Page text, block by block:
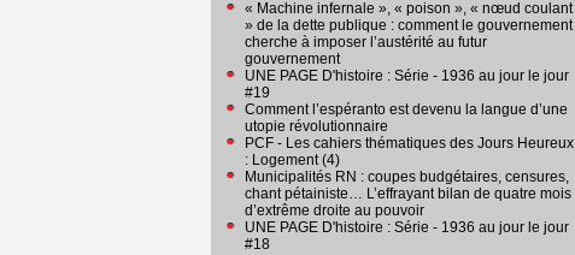
« Machine infernale », « poison », « nœud coulant
» de la dette publique : comment le gouvernement
cherche à imposer l’austérité au futur
gouvernement
UNE PAGE D'histoire : Série - 1936 au jour le jour
#19
Comment l’espéranto est devenu la langue d’une
utopie révolutionnaire
PCF - Les cahiers thématiques des Jours Heureux
: Logement (4)
Municipalités RN : coupes budgétaires, censures,
chant pétainiste… L’effrayant bilan de quatre mois
d’extrême droite au pouvoir
UNE PAGE D'histoire : Série - 1936 au jour le jour
#18